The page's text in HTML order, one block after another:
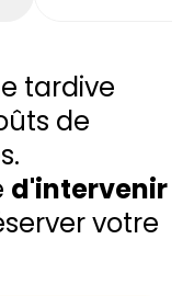
tardive
de
d'intervenir
votre